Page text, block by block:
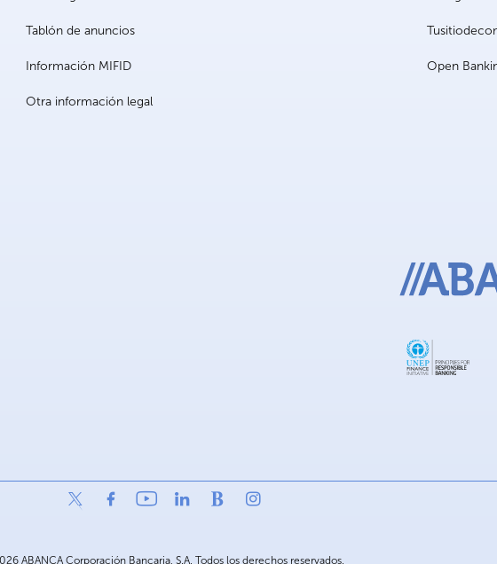
Tablón de anuncios
Información MIFID
Otra información legal
Open
ABANCA Corporación Bancaria, S.A. Todos los derechos reservados.